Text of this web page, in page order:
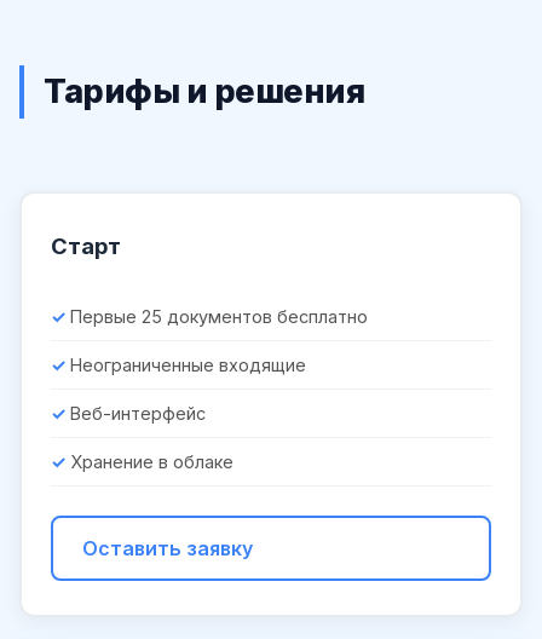
Тарифы и решения
Старт
Первые 25 документов бесплатно
Неограниченные входящие
Веб-интерфейс
Хранение в облаке
Оставить заявку